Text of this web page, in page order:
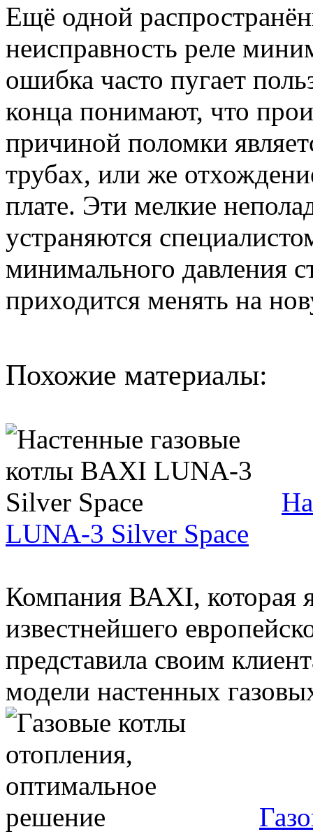
Ещё одной
неисправность реле
ошибка часто пугает
конца понимают, что
причиной поломки
трубах, или же
плате. Эти мелкие
устраняются
минимального давления
приходится менять на
Похожие материалы:
LUNA-3 Silver Space
Компания ВАХІ, которая
известнейшего
представила своим
модели настенных